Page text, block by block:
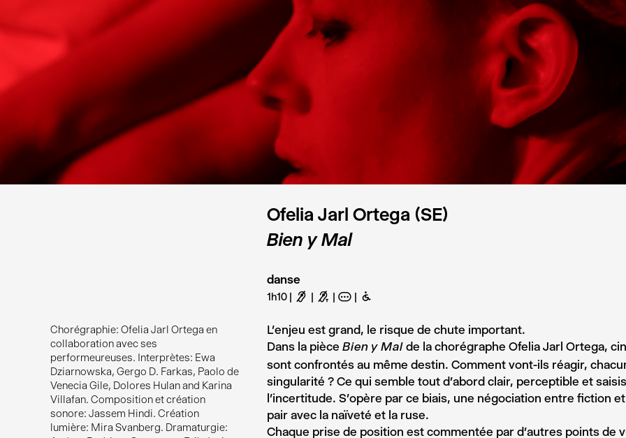
Ofelia Jarl Ortega (SE)
Bien y Mal
danse
1h10 F G A B
Chorégraphie: Ofelia Jarl Ortega en
collaboration avec ses
performeureuses. Interprètes: Ewa
Dziarnowska, Gergo D. Farkas, Paolo de
Venecia Gile, Dolores Hulan and Karina
Villafan. Composition et création
sonore: Jassem Hindi. Création
lumière: Mira Svanberg. Dramaturgie:
L’enjeu est grand, le risque de chute important.
Dans la pièce Bien y Mal de la chorégraphe Ofelia Jarl Ortega,
sont confrontés au même destin. Comment vont-ils réagir,
singularité ? Ce qui semble tout d’abord clair, perceptible et
l’incertitude. S’opère par ce biais, une négociation entre fiction
pair avec la naïveté et la ruse.
Chaque prise de position est commentée par d’autres points de